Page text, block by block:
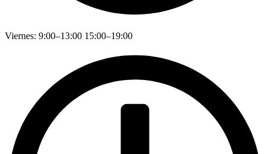
Viernes: 9:00–13:00 15:00–19:00